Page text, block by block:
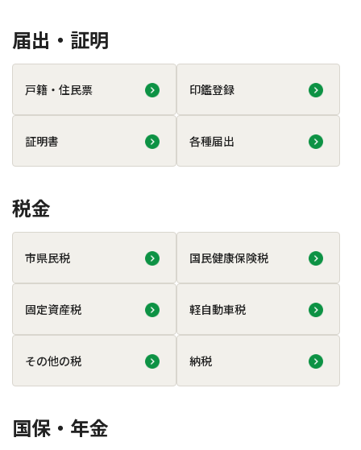
届出・証明
戸籍・住民票 印鑑登録
証明書 各種届出
税金
市県民税 国民健康保険税
固定資産税 軽自動車税
その他の税 納税
国保・年金